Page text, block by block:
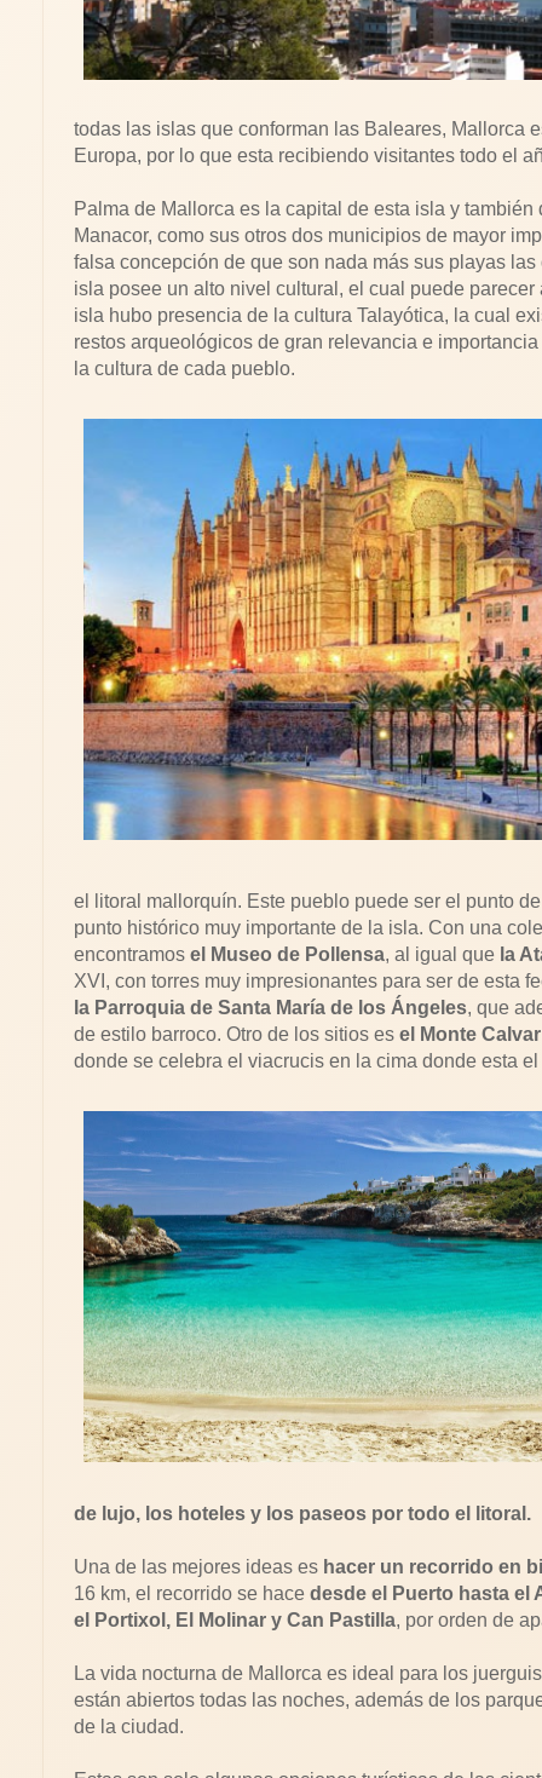
todas las islas que conforman las Baleares, Mallorca
Europa, por lo que esta recibiendo visitantes todo el
Palma de Mallorca es la capital de esta isla y
Manacor, como sus otros dos municipios de mayor
falsa concepción de que son nada más sus playas
isla posee un alto nivel cultural, el cual puede
isla hubo presencia de la cultura Talayótica, la cual
restos arqueológicos de gran relevancia e
la cultura de cada pueblo.
el litoral mallorquín. Este pueblo puede ser el punto
punto histórico muy importante de la isla. Con una
encontramos el Museo de Pollensa, al igual que la
XVI, con torres muy impresionantes para ser de esta
la Parroquia de Santa María de los Ángeles, que
de estilo barroco. Otro de los sitios es el Monte
donde se celebra el viacrucis en la cima donde esta
de lujo, los hoteles y los paseos por todo el litoral.
Una de las mejores ideas es hacer un recorrido en
16 km, el recorrido se hace desde el Puerto hasta el
el Portixol, El Molinar y Can Pastilla, por orden de
La vida nocturna de Mallorca es ideal para los
están abiertos todas las noches, además de los
de la ciudad.